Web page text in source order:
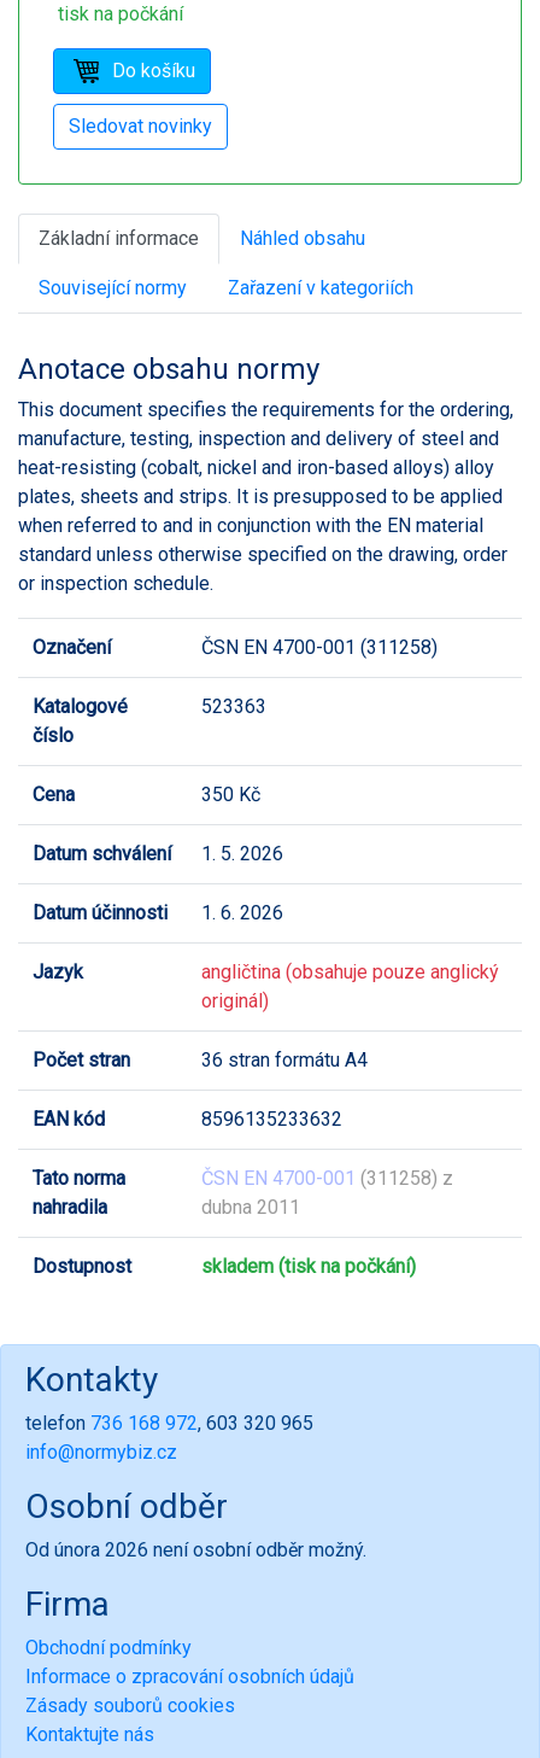
tisk na počkání
Základní informace Náhled obsahu
Související normy Zařazení v kategoriích
Anotace obsahu normy
This document specifies the requirements for the ordering,
manufacture, testing, inspection and delivery of steel and
heat-resisting (cobalt, nickel and iron-based alloys) alloy
plates, sheets and strips. It is presupposed to be applied
when referred to and in conjunction with the EN material
standard unless otherwise specified on the drawing, order
or inspection schedule.
Označení ČSN EN 4700-001 (311258)
Katalogové
číslo
523363
Cena 350 Kč
Datum schválení 1. 5. 2026
Datum účinnosti 1. 6. 2026
Jazyk
angličtina (obsahuje pouze anglický
originál)
Počet stran 36 stran formátu A4
EAN kód 8596135233632
Tato norma
nahradila
ČSN EN 4700-001 (311258) z
dubna 2011
Dostupnost skladem (tisk na počkání)
Kontakty
telefon 736 168 972, 603 320 965
info@normybiz.cz
Osobní odběr
Od února 2026 není osobní odběr možný.
Firma
Obchodní podmínky
Informace o zpracování osobních údajů
Zásady souborů cookies
Kontaktujte nás